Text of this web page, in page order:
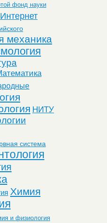
фонд науки
Интернет
механика
НИТУ
система
Химия
и физиология